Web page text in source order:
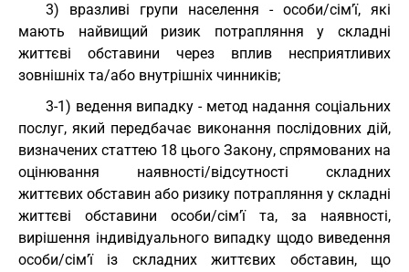
3) вразливі групи населення - особи/сім’ї, які
мають найвищий ризик потрапляння у складні
життєві обставини через вплив несприятливих
зовнішніх та/або внутрішніх чинників;
3-1) ведення випадку - метод надання соціальних
послуг, який передбачає виконання послідовних дій,
визначених статтею 18 цього Закону, спрямованих на
оцінювання наявності/відсутності складних
життєвих обставин або ризику потрапляння у складні
життєві обставини особи/сім’ї та, за наявності,
вирішення індивідуального випадку щодо виведення
особи/сім’ї із складних життєвих обставин, що